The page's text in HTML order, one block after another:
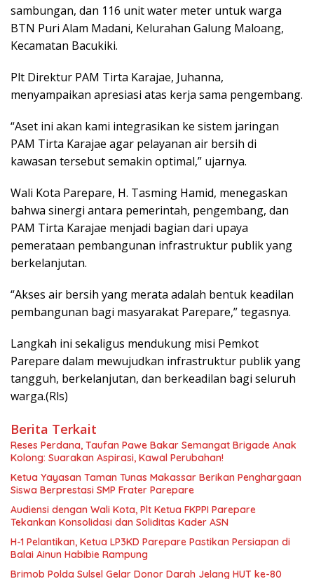
sambungan, dan 116 unit water meter untuk warga
BTN Puri Alam Madani, Kelurahan Galung Maloang,
Kecamatan Bacukiki.
Plt Direktur PAM Tirta Karajae, Juhanna,
menyampaikan apresiasi atas kerja sama pengembang.
“Aset ini akan kami integrasikan ke sistem jaringan
PAM Tirta Karajae agar pelayanan air bersih di
kawasan tersebut semakin optimal,” ujarnya.
Wali Kota Parepare, H. Tasming Hamid, menegaskan
bahwa sinergi antara pemerintah, pengembang, dan
PAM Tirta Karajae menjadi bagian dari upaya
pemerataan pembangunan infrastruktur publik yang
berkelanjutan.
“Akses air bersih yang merata adalah bentuk keadilan
pembangunan bagi masyarakat Parepare,” tegasnya.
Langkah ini sekaligus mendukung misi Pemkot
Parepare dalam mewujudkan infrastruktur publik yang
tangguh, berkelanjutan, dan berkeadilan bagi seluruh
warga.(Rls)
Berita Terkait
Reses Perdana, Taufan Pawe Bakar Semangat Brigade Anak
Kolong: Suarakan Aspirasi, Kawal Perubahan!
Ketua Yayasan Taman Tunas Makassar Berikan Penghargaan
Siswa Berprestasi SMP Frater Parepare
Audiensi dengan Wali Kota, Plt Ketua FKPPI Parepare
Tekankan Konsolidasi dan Soliditas Kader ASN
H-1 Pelantikan, Ketua LP3KD Parepare Pastikan Persiapan di
Balai Ainun Habibie Rampung
Brimob Polda Sulsel Gelar Donor Darah Jelang HUT ke-80